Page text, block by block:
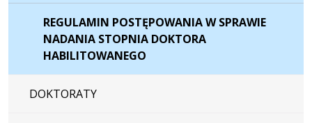
REGULAMIN POSTĘPOWANIA W SPRAWIE
NADANIA STOPNIA DOKTORA
HABILITOWANEGO
DOKTORATY